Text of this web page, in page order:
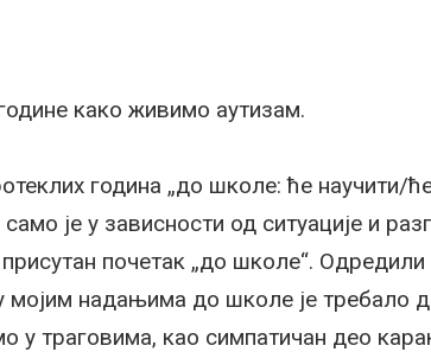
како живимо аутизам.
година „до школе: ће научити/
је у зависности од ситуације и
почетак „до школе“.
мојим надањима до школе је требало
у траговима, као симпатичан део